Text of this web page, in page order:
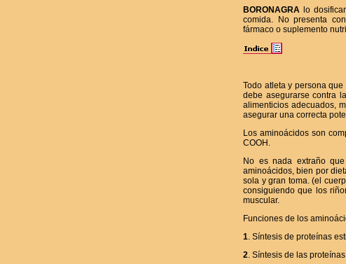
BORONAGRA lo
comida. No presenta
fármaco o suplemento
Todo atleta y persona
debe asegurarse contra
alimenticios adecuados,
asegurar una correcta
Los aminoácidos son
COOH.
No es nada extraño
aminoácidos, bien por
sola y gran toma. (el
consiguiendo que los
muscular.
Funciones de los
1. Síntesis de proteínas
2. Síntesis de las